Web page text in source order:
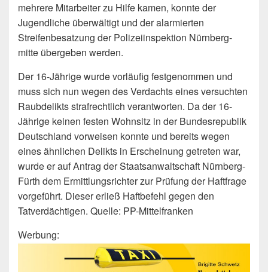
mehrere Mitarbeiter zu Hilfe kamen, konnte der
Jugendliche überwältigt und der alarmierten
Streifenbesatzung der Polizeiinspektion Nürnberg-
mitte übergeben werden.
Der 16-Jährige wurde vorläufig festgenommen und
muss sich nun wegen des Verdachts eines versuchten
Raubdelikts strafrechtlich verantworten. Da der 16-
Jährige keinen festen Wohnsitz in der Bundesrepublik
Deutschland vorweisen konnte und bereits wegen
eines ähnlichen Delikts in Erscheinung getreten war,
wurde er auf Antrag der Staatsanwaltschaft Nürnberg-
Fürth dem Ermittlungsrichter zur Prüfung der Haftfrage
vorgeführt. Dieser erließ Haftbefehl gegen den
Tatverdächtigen. Quelle: PP-Mittelfranken
Werbung: